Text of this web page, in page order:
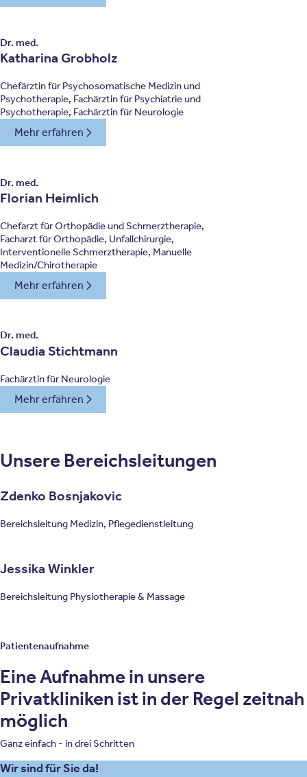
Dr. med.
Katharina Grobholz
Chefärztin für Psychosomatische Medizin und
Psychotherapie, Fachärztin für Psychiatrie und
Psychotherapie, Fachärztin für Neurologie
Mehr erfahren
Dr. med.
Florian Heimlich
Chefarzt für Orthopädie und Schmerztherapie,
Facharzt für Orthopädie, Unfallchirurgie,
Interventionelle Schmerztherapie, Manuelle
Medizin/Chirotherapie
Mehr erfahren
Dr. med.
Claudia Stichtmann
Fachärztin für Neurologie
Mehr erfahren
Unsere Bereichsleitungen
Zdenko Bosnjakovic
Bereichsleitung Medizin, Pflegedienstleitung
Jessika Winkler
Bereichsleitung Physiotherapie & Massage
Patientenaufnahme
Eine Aufnahme in unsere
Privatkliniken ist in der Regel zeitnah
möglich
Ganz einfach - in drei Schritten
Wir sind für Sie da!